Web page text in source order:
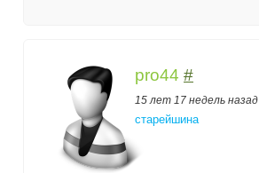
pro44 #
15 лет 17 недель назад
старейшина